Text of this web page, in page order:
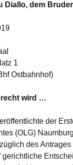
Diallo, dem
1
Ostbahnhof)
wird …
der
(OLG)
des